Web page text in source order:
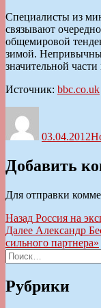
Специалисты из
связывают
общемировой
зимой.
значительной
Источник: bbc.co.uk
03.04.2012
Добавить
Для отправки
Навигация
по
записям
Назад Предыдущая
запись:
Россия на
Далее Следующая
запись:
Александр
сильного партнера»
Искать:
Рубрики